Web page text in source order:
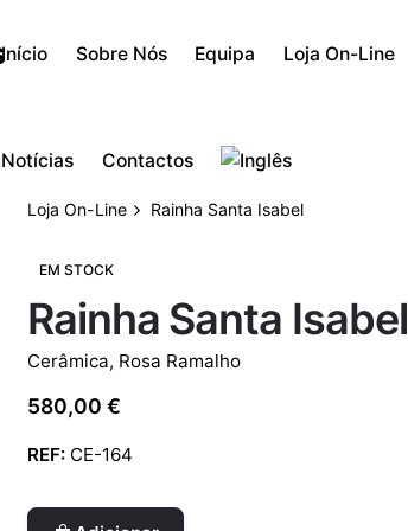
Início Sobre Nós Equipa Loja On-Line
Notícias Contactos
Loja On-Line Rainha Santa Isabel
EM STOCK
Rainha Santa Isabel
Cerâmica, Rosa Ramalho
580,00 €
REF: CE-164